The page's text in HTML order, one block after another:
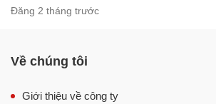
Đăng 2 tháng trước
Về chúng tôi
Giới thiệu về công ty